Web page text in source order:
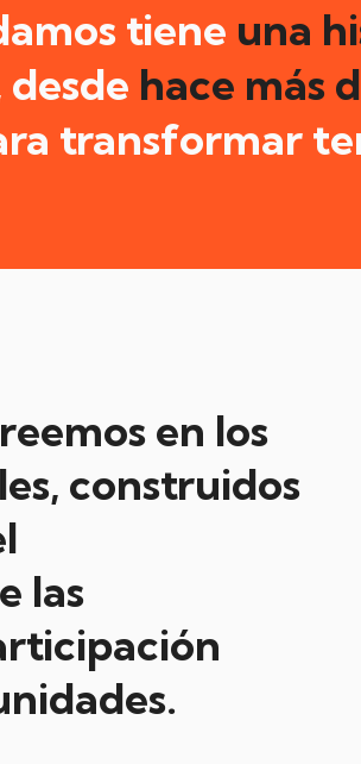
tiene una
hace más
transformar
en los
construidos
las